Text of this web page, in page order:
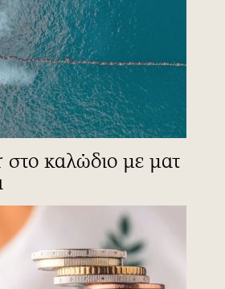
καλώδιο με ματ